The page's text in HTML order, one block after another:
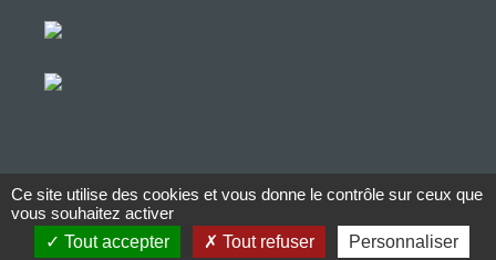
© Copyright Aucop – 2022
Ce site utilise des cookies et vous donne le contrôle sur ceux que
vous souhaitez activer
Tout accepter
Tout refuser Personnaliser